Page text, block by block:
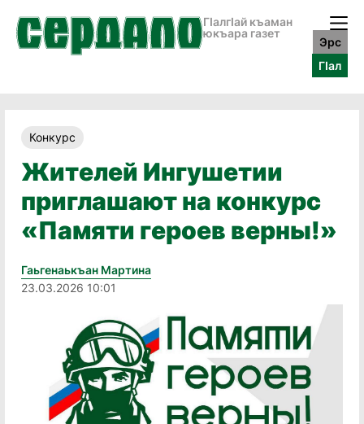
ГӀалгӀай къаман
юкъара газет
Эрс
ГӀал
Конкурс
Жителей Ингушетии
приглашают на конкурс
«Памяти героев верны!»
Гаьгенаькъан Мартина
23.03.2026 10:01